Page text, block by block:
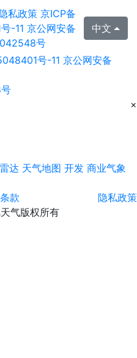
私政策 京ICP备
-11 京公网安备
号
中文
号-11 京公网安备
×
达 天气地图 开发 商业气象
款
隐私政策
气版权所有